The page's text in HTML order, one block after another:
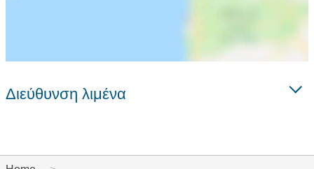
Διεύθυνση λιμένα